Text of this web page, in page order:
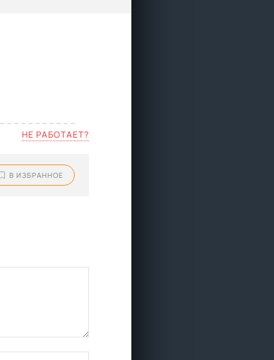
НЕ РАБОТАЕТ?
В ИЗБРАННОЕ